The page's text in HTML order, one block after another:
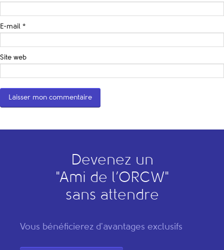
E-mail *
Site web
Devenez un
"Ami de l’ORCW"
sans attendre
Vous bénéficierez d'avantages exclusifs